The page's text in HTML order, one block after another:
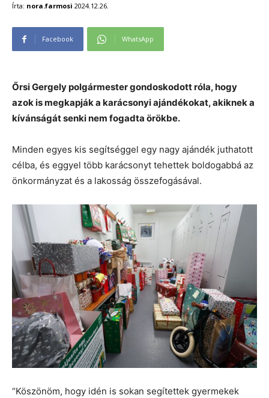
Írta: nora.farmosi 2024.12.26.
Facebook WhatsApp
Őrsi Gergely polgármester gondoskodott róla, hogy
azok is megkapják a karácsonyi ajándékokat, akiknek a
kívánságát senki nem fogadta örökbe.
Minden egyes kis segítséggel egy nagy ajándék juthatott
célba, és eggyel több karácsonyt tehettek boldogabbá az
önkormányzat és a lakosság összefogásával.
“Köszönöm, hogy idén is sokan segítettek gyermekek